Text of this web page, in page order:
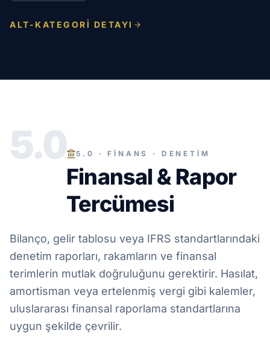
ALT-KATEGORI DETAYI
5.0 5.0 · FİNANS · DENETİM
Finansal & Rapor
Tercümesi
Bilanço, gelir tablosu veya IFRS standartlarındaki
denetim raporları, rakamların ve finansal
terimlerin mutlak doğruluğunu gerektirir. Hasılat,
amortisman veya ertelenmiş vergi gibi kalemler,
uluslararası finansal raporlama standartlarına
uygun şekilde çevrilir.